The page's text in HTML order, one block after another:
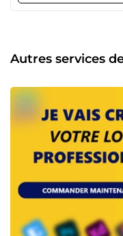
Autres services